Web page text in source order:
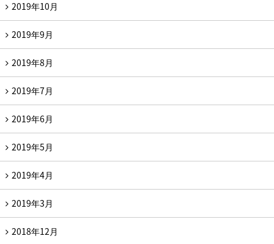
2019年10月
2019年9月
2019年8月
2019年7月
2019年6月
2019年5月
2019年4月
2019年3月
2018年12月